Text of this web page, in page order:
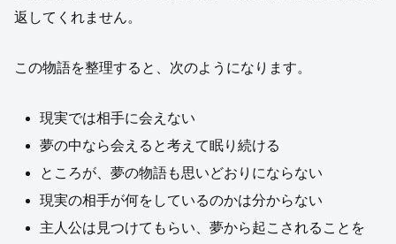
返してくれません。
この物語を整理すると、次のようになります。
現実では相手に会えない
夢の中なら会えると考えて眠り続ける
ところが、夢の物語も思いどおりにならない
現実の相手が何をしているのかは分からない
主人公は見つけてもらい、夢から起こされることを